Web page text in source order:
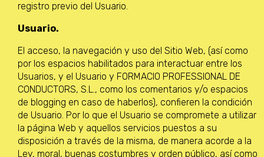
registro previo del Usuario.
Usuario.
El acceso, la navegación y uso del Sitio Web, (así como
por los espacios habilitados para interactuar entre los
Usuarios, y el Usuario y FORMACIO PROFESSIONAL DE
CONDUCTORS, S.L., como los comentarios y/o espacios
de blogging en caso de haberlos), confieren la condición
de Usuario. Por lo que el Usuario se compromete a utilizar
la página Web y aquellos servicios puestos a su
disposición a través de la misma, de manera acorde a la
Ley, moral, buenas costumbres y orden público, así como